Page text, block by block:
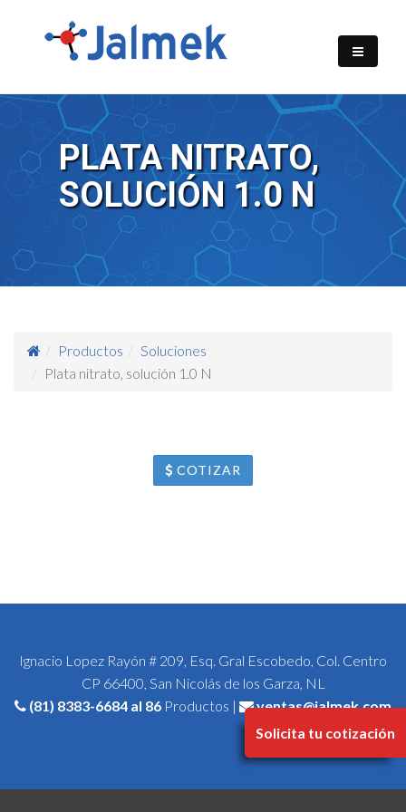
Solicita tu cotización
PLATA NITRATO,
SOLUCIÓN 1.0 N
Productos
Soluciones
Plata nitrato, solución 1.0 N
COTIZAR
Ignacio Lopez Rayón # 209, Esq. Gral Escobedo, Col. Centro
CP 66400, San Nicolás de los Garza, NL
(81) 8383-6684 al 86 Productos | ventas@jalmek.com